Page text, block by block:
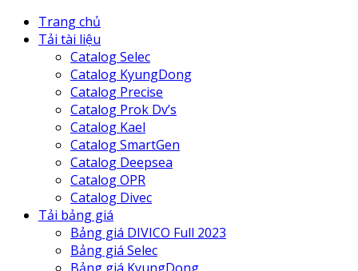
Trang chủ
Tải tài liệu
Catalog Selec
Catalog KyungDong
Catalog Precise
Catalog Prok Dv’s
Catalog Kael
Catalog SmartGen
Catalog Deepsea
Catalog OPR
Catalog Divec
Tải bảng giá
Bảng giá DIVICO Full 2023
Bảng giá Selec